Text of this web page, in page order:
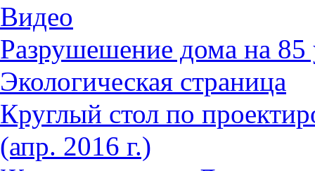
Видео
Разрушешение дома на 85
Экологическая страница
Круглый стол по
(апр. 2016 г.)